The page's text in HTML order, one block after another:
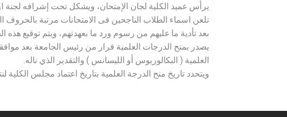
يرأس عميد الكلية لجان الإمتحان، ويشكل تحت إشرافه لجنة او
تلعن اسماء الطلاب الناجحين فى الامتحانات مرتبة بالحروف
بعد تأدية ما عليهم من رسوم ورد ما بعهدتهم، ويتم توقيع هذه
يصدر بمنح الدرجات العلمية قرار من رئيس الجامعة بعد
العلمية ( البكالوريوس أو الليسانس ) والتقدير الذي ناله.
ويتحدد تاريخ منح الدرجة العلمية بتاريخ اعتماد مجلس الكلية